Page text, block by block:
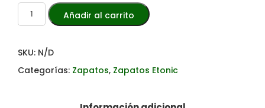
Añadir al carrito
SKU: N/D
Categorías: Zapatos, Zapatos Etonic